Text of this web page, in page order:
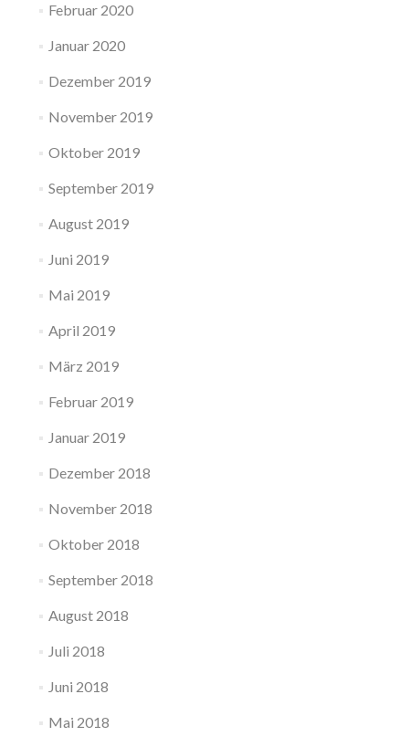
Februar 2020
Januar 2020
Dezember 2019
November 2019
Oktober 2019
September 2019
August 2019
Juni 2019
Mai 2019
April 2019
März 2019
Februar 2019
Januar 2019
Dezember 2018
November 2018
Oktober 2018
September 2018
August 2018
Juli 2018
Juni 2018
Mai 2018